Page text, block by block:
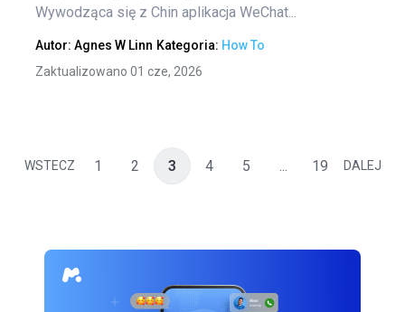
Wywodząca się z Chin aplikacja WeChat...
Autor: Agnes W Linn Kategoria: How To
Zaktualizowano 01 cze, 2026
WSTECZ 1 2 3 4 5 ... 19 DALEJ